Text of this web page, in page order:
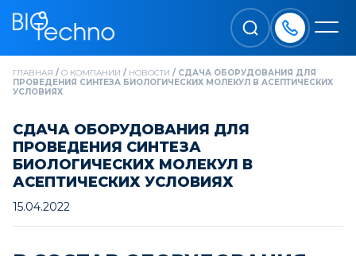
ГЛАВНАЯ / О КОМПАНИИ / НОВОСТИ / СДАЧА ОБОРУДОВАНИЯ ДЛЯ
ПРОВЕДЕНИЯ СИНТЕЗА БИОЛОГИЧЕСКИХ МОЛЕКУЛ В АСЕПТИЧЕСКИХ
УСЛОВИЯХ
СДАЧА ОБОРУДОВАНИЯ ДЛЯ
ПРОВЕДЕНИЯ СИНТЕЗА
БИОЛОГИЧЕСКИХ МОЛЕКУЛ В
АСЕПТИЧЕСКИХ УСЛОВИЯХ
15.04.2022